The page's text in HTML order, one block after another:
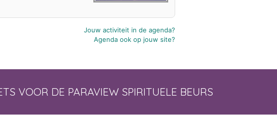
Jouw activiteit in de agenda?
Agenda ook op jouw site?
VOOR DE PARAVIEW SPIRITUELE BEURS